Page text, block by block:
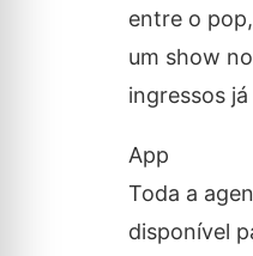
entre o
um show
ingressos
App
Toda a
disponível